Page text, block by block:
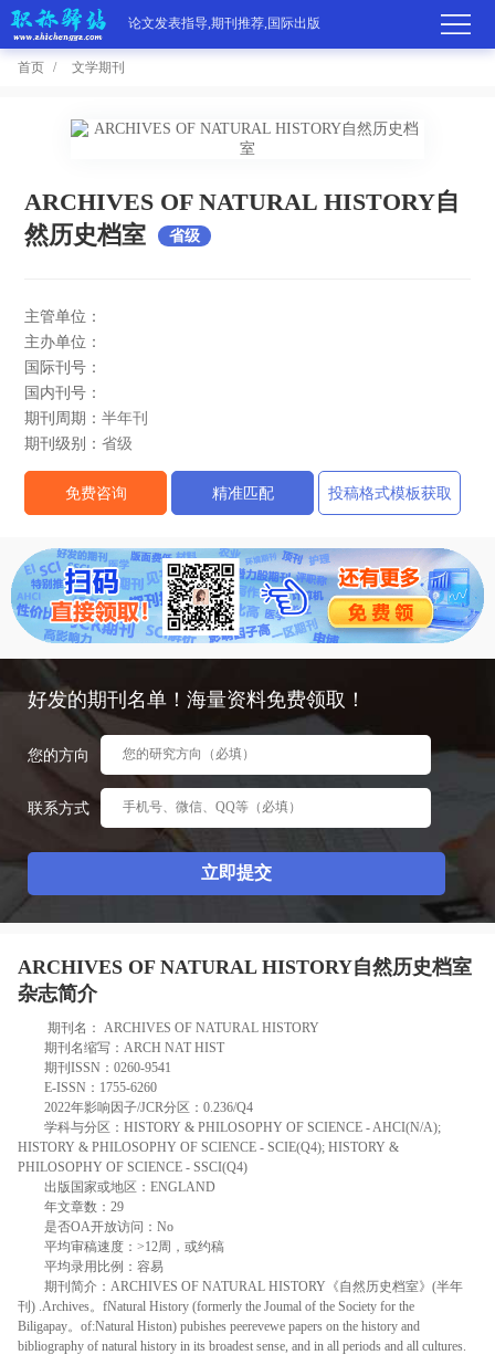
论文发表指导,期刊推荐,国际出版
文
我
们
首页 文学期刊
ARCHIVES OF NATURAL HISTORY自
然历史档室
省级
主管单位：
主办单位：
国际刊号：
国内刊号：
期刊周期：半年刊
期刊级别：省级
免费咨询 精准匹配 投稿格式模板获取
好发的期刊名单！海量资料免费领取！
您的方向
联系方式
ARCHIVES OF NATURAL HISTORY自然历史档室
杂志简介
期刊名： ARCHIVES OF NATURAL HISTORY
期刊名缩写：ARCH NAT HIST
期刊ISSN：0260-9541
E-ISSN：1755-6260
2022年影响因子/JCR分区：0.236/Q4
学科与分区：HISTORY & PHILOSOPHY OF SCIENCE - AHCI(N/A);
HISTORY & PHILOSOPHY OF SCIENCE - SCIE(Q4); HISTORY &
PHILOSOPHY OF SCIENCE - SSCI(Q4)
出版国家或地区：ENGLAND
年文章数：29
是否OA开放访问：No
平均审稿速度：>12周，或约稿
平均录用比例：容易
期刊简介：ARCHIVES OF NATURAL HISTORY《自然历史档室》(半年
刊) .Archives。fNatural History (formerly the Joumal of the Society for the
Biligapay。of:Natural Histon) pubishes peerevewe papers on the history and
bibliography of natural history in its broadest sense, and in all periods and all cultures.